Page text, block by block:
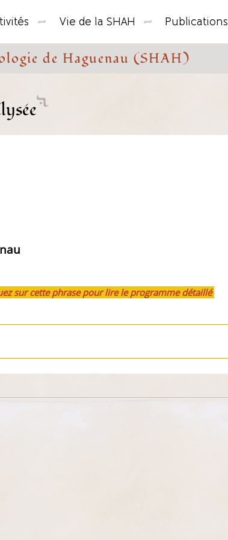
Vie de la SHAH Publications
de Haguenau (SHAH)
sur cette phrase pour lire le programme détaillé